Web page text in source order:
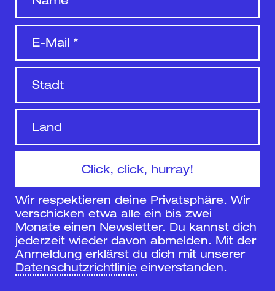
Wir respektieren deine Privatsphäre. Wir
verschicken etwa alle ein bis zwei
Monate einen Newsletter. Du kannst dich
jederzeit wieder davon abmelden. Mit der
Anmeldung erklärst du dich mit unserer
Datenschutzrichtlinie einverstanden.